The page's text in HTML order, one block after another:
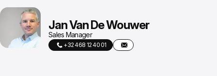
Jan Van De Wouwer
Sales Manager
+32 468 12 40 01